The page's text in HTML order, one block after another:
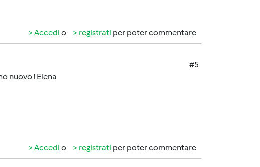
Accedi o registrati per poter commentare
#5
nuovo ! Elena
Accedi o registrati per poter commentare